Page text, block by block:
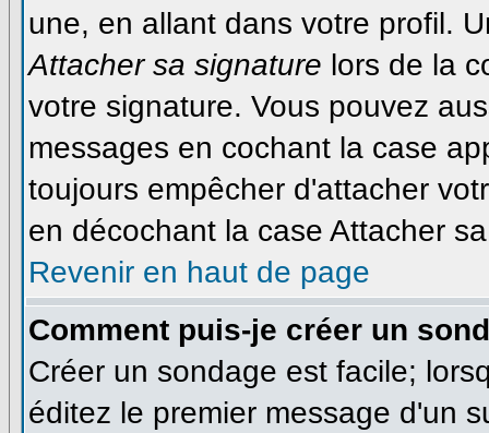
une, en allant dans votre profil.
Attacher sa signature lors de la
votre signature. Vous pouvez
messages en cochant la case
toujours empêcher d'attacher
en décochant la case Attacher
Revenir en haut de page
Comment puis-je créer un
Créer un sondage est facile;
éditez le premier message d'un